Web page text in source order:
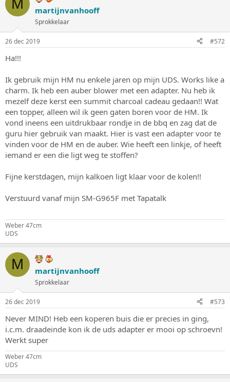
M martijnvanhooff
Sprokkelaar
26 dec 2019 #572
Ha!!!
Ik gebruik mijn HM nu enkele jaren op mijn UDS. Works like a
charm. Ik heb een auber blower met een adapter. Nu heb ik
mezelf deze kerst een summit charcoal cadeau gedaan!! Wat
een topper, alleen wil ik geen gaten boren voor de HM. Ik
vond ineens een uitdrukbaar rondje in de bbq en zag dat de
guru hier gebruik van maakt. Hier is vast een adapter voor te
vinden voor de HM en de auber. Wie heeft een linkje, of heeft
iemand er een die ligt weg te stoffen?
Fijne kerstdagen, mijn kalkoen ligt klaar voor de kolen!!
Verstuurd vanaf mijn SM-G965F met Tapatalk
Weber 47cm
UDS
M martijnvanhooff
Sprokkelaar
26 dec 2019 #573
Never MIND! Heb een koperen buis die er precies in ging,
i.c.m. draadeinde kon ik de uds adapter er mooi op schroevn!
Werkt super
Weber 47cm
UDS